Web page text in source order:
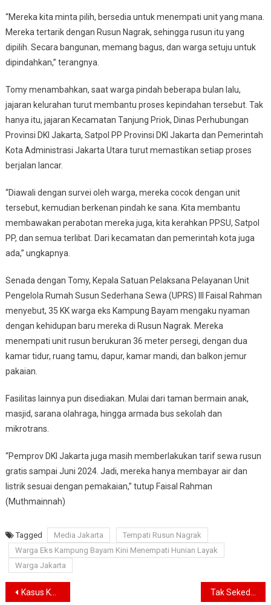
“Mereka kita minta pilih, bersedia untuk menempati unit yang mana.
Mereka tertarik dengan Rusun Nagrak, sehingga rusun itu yang
dipilih. Secara bangunan, memang bagus, dan warga setuju untuk
dipindahkan,” terangnya.
Tomy menambahkan, saat warga pindah beberapa bulan lalu,
jajaran kelurahan turut membantu proses kepindahan tersebut. Tak
hanya itu, jajaran Kecamatan Tanjung Priok, Dinas Perhubungan
Provinsi DKI Jakarta, Satpol PP Provinsi DKI Jakarta dan Pemerintah
Kota Administrasi Jakarta Utara turut memastikan setiap proses
berjalan lancar.
“Diawali dengan survei oleh warga, mereka cocok dengan unit
tersebut, kemudian berkenan pindah ke sana. Kita membantu
membawakan perabotan mereka juga, kita kerahkan PPSU, Satpol
PP, dan semua terlibat. Dari kecamatan dan pemerintah kota juga
ada,” ungkapnya.
Senada dengan Tomy, Kepala Satuan Pelaksana Pelayanan Unit
Pengelola Rumah Susun Sederhana Sewa (UPRS) III Faisal Rahman
menyebut, 35 KK warga eks Kampung Bayam mengaku nyaman
dengan kehidupan baru mereka di Rusun Nagrak. Mereka
menempati unit rusun berukuran 36 meter persegi, dengan dua
kamar tidur, ruang tamu, dapur, kamar mandi, dan balkon jemur
pakaian.
Fasilitas lainnya pun disediakan. Mulai dari taman bermain anak,
masjid, sarana olahraga, hingga armada bus sekolah dan
mikrotrans.
“Pemprov DKI Jakarta juga masih memberlakukan tarif sewa rusun
gratis sampai Juni 2024. Jadi, mereka hanya membayar air dan
listrik sesuai dengan pemakaian,” tutup Faisal Rahman
(Muthmainnah)
Tagged Media Jakarta
Tempati Rusun Nagrak
Warga Eks Kampung Bayam Kini Menempati Hunian Layak
Warga Jakarta
Navigasi
Kasus Knalpot Brong, Gatot Nurmantyo: Proses Hukum Akan Menjawab Semuanya